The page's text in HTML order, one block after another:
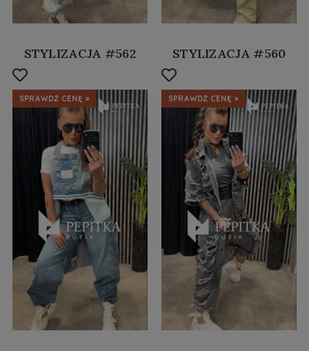
STYLIZACJA #562
SPRAWDŹ CENĘ »
STYLIZACJA #560
SPRAWDŹ CENĘ »